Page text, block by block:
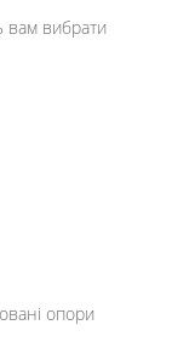
вам вибрати
опори